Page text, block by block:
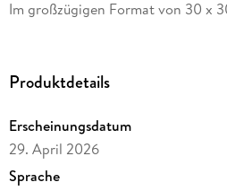
Im großzügigen Format von 30 x
Feiertage für zahlreiche Länder
Monatsübersicht des Vor- und
Kalenderseite und sorgt für mehr
Highlights:
Produktdetails
Erscheinungsdatum
29. April 2026
Sprache